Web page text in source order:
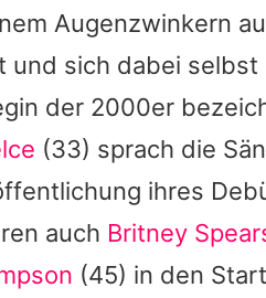
Themen auf Promiflash
App runterladen
Team
Richtlinien
Impressum
Augenzwinkern
und sich dabei selbst
der 2000er
(33) sprach die
ihres
auch Britney
(45) in den